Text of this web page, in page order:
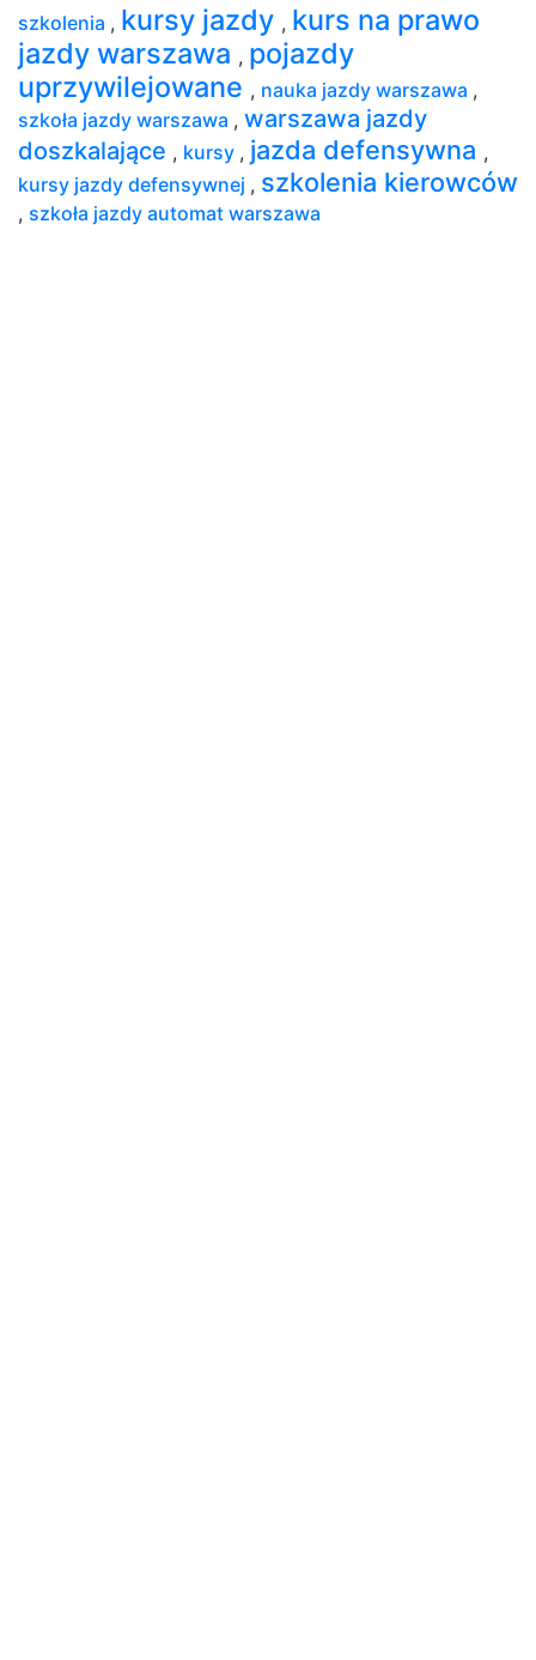
szkolenia , kursy jazdy , kurs na prawo
jazdy warszawa , pojazdy
uprzywilejowane , nauka jazdy warszawa ,
szkoła jazdy warszawa , warszawa jazdy
doszkalające , kursy , jazda defensywna ,
kursy jazdy defensywnej , szkolenia kierowców
, szkoła jazdy automat warszawa